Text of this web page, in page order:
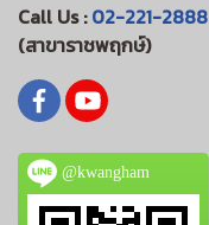
Call Us :02-221-2888
(สาขาราชพฤกษ์)
@kwangham